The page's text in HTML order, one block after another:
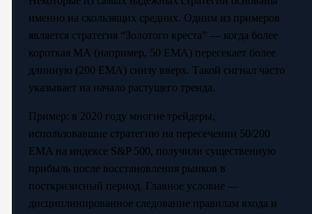
именно на скользящих средних. Одним из примеров
является стратегия “Золотого креста” — когда более
короткая МА (например, 50 EMA) пересекает более
длинную (200 EMA) снизу вверх. Такой сигнал часто
указывает на начало растущего тренда.
Пример: в 2020 году многие трейдеры,
использовавшие стратегию на пересечении 50/200
EMA на индексе S&P 500, получили существенную
прибыль после восстановления рынков в
посткризисный период. Главное условие —
дисциплинированное следование правилам входа и